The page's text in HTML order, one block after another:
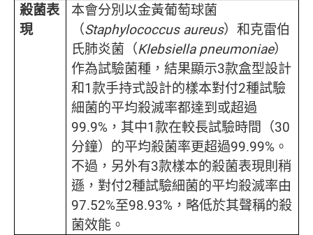
殺菌表
現
本會分別以金黃葡萄球菌
（Staphylococcus aureus）和克雷伯
氏肺炎菌（Klebsiella pneumoniae）
作為試驗菌種，結果顯示3款盒型設計
和1款手持式設計的樣本對付2種試驗
細菌的平均殺滅率都達到或超過
99.9%，其中1款在較長試驗時間（30
分鐘）的平均殺菌率更超過99.99%。
不過，另外有3款樣本的殺菌表現則稍
遜，對付2種試驗細菌的平均殺滅率由
97.52%至98.93%，略低於其聲稱的殺
菌效能。